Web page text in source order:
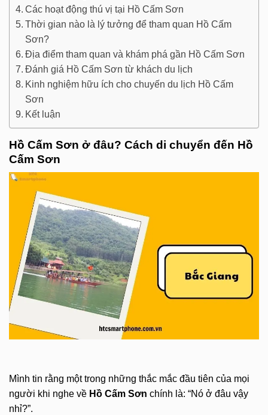
Các hoạt động thú vị tại Hồ Cấm Sơn
Thời gian nào là lý tưởng để tham quan Hồ Cấm
Sơn?
Địa điểm tham quan và khám phá gần Hồ Cấm Sơn
Đánh giá Hồ Cấm Sơn từ khách du lịch
Kinh nghiệm hữu ích cho chuyến du lịch Hồ Cấm
Sơn
Kết luận
Hồ Cấm Sơn ở đâu? Cách di chuyển đến Hồ
Cấm Sơn
Mình tin rằng một trong những thắc mắc đầu tiên của mọi
người khi nghe về Hồ Cấm Sơn chính là: “Nó ở đâu vậy
nhỉ?”.